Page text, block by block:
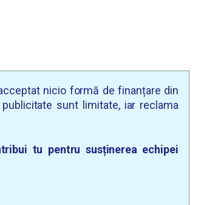
nicio formă de finanțare din
sunt limitate, iar reclama
tu pentru susținerea echipei